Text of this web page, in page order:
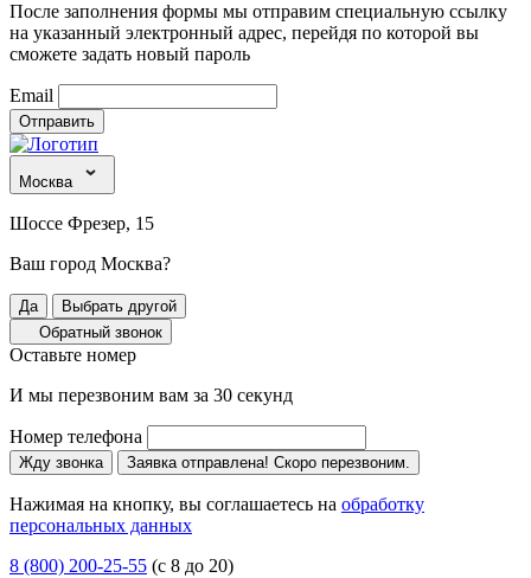
После заполнения формы мы отправим специальную ссылку
на указанный электронный адрес, перейдя по которой вы
сможете задать новый пароль
Email
Отправить
Москва
Шоссе Фрезер, 15
Ваш город Москва?
Да
Выбрать другой
Обратный звонок
Оставьте номер
И мы перезвоним вам за 30 секунд
Номер телефона
Жду звонка Заявка отправлена! Скоро перезвоним.
Нажимая на кнопку, вы соглашаетесь на обработку
персональных данных
8 (800) 200-25-55 (с 8 до 20)